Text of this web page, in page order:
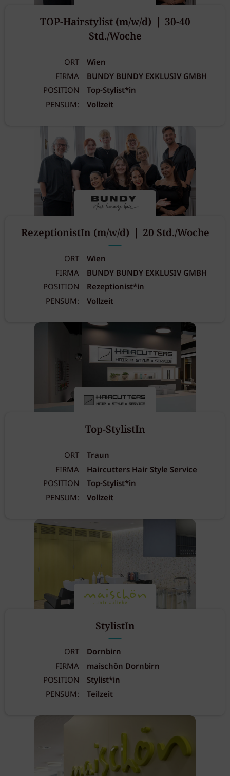
TOP-Hairstylist (m/w/d) ❘ 30-40
Std./Woche
ORT
Wien
FIRMA
BUNDY BUNDY EXKLUSIV GMBH
POSITION
Top-Stylist*in
PENSUM:
Vollzeit
RezeptionistIn (m/w/d) ❘ 20 Std./Woche
ORT
Wien
FIRMA
BUNDY BUNDY EXKLUSIV GMBH
POSITION
Rezeptionist*in
PENSUM:
Vollzeit
Top-StylistIn
ORT
Traun
FIRMA
Haircutters Hair Style Service
POSITION
Top-Stylist*in
PENSUM:
Vollzeit
StylistIn
ORT
Dornbirn
FIRMA
maischön Dornbirn
POSITION
Stylist*in
PENSUM:
Teilzeit